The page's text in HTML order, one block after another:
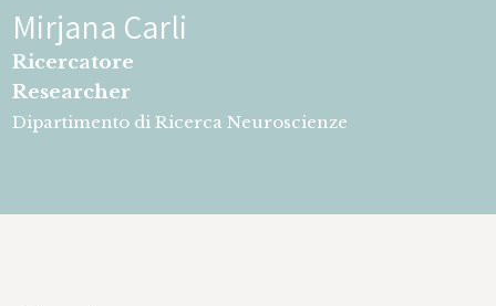
Mirjana Carli
Ricercatore
Researcher
Dipartimento di Ricerca Neuroscienze